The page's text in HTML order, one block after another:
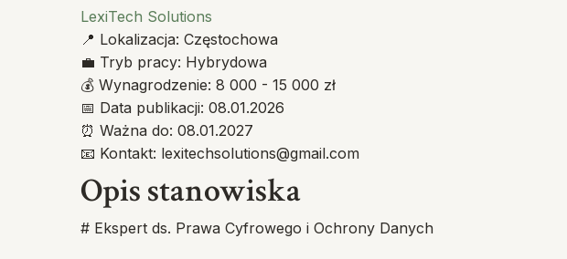
LexiTech Solutions
📍 Lokalizacja: Częstochowa
💼 Tryb pracy: Hybrydowa
💰 Wynagrodzenie: 8 000 - 15 000 zł
📅 Data publikacji: 08.01.2026
⏰ Ważna do: 08.01.2027
📧 Kontakt: lexitechsolutions@gmail.com
Opis stanowiska
# Ekspert ds. Prawa Cyfrowego i Ochrony Danych